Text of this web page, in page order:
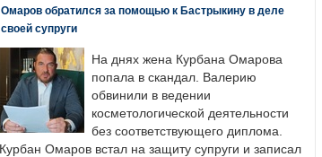
Омаров обратился за помощью к Бастрыкину в деле
своей супруги
На днях жена Курбана Омарова
попала в скандал. Валерию
обвинили в ведении
косметологической деятельности
без соответствующего диплома.
Курбан Омаров встал на защиту супруги и записал